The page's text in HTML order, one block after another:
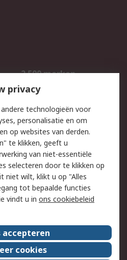
2.500 merken
Inkoopoplossingen
Email veiligheid
Websitevoorwaarden
Over ons
privacy
technologieën voor
personalisatie en om
op websites van derden.
te klikken, geeft u
van niet-essentiële
selecteren door te klikken op
niet wilt, klikt u op "Alles
tot bepaalde functies
vindt u in ons cookiebeleid
accepteren
cookies